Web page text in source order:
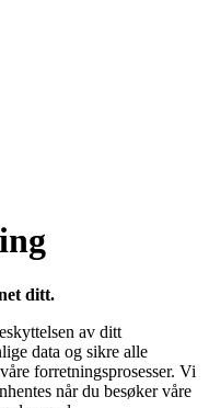
ditt.
av ditt
data og sikre alle
forretningsprosesser. Vi
når du besøker våre